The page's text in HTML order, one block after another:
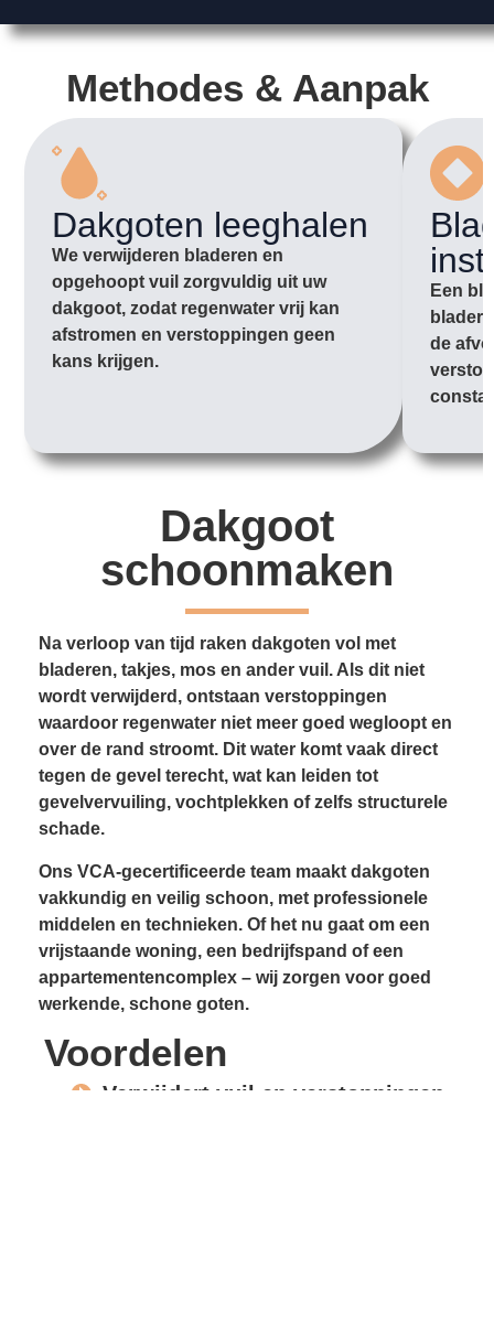
Methodes & Aanpak
Dakgoten leeghalen
We verwijderen bladeren en
opgehoopt vuil zorgvuldig uit uw
dakgoot, zodat regenwater vrij kan
afstromen en verstoppingen geen
kans krijgen.
Een
de
Dakgoot
schoonmaken
Na verloop van tijd raken dakgoten vol met
bladeren, takjes, mos en ander vuil. Als dit niet
wordt verwijderd, ontstaan verstoppingen
waardoor regenwater niet meer goed wegloopt en
over de rand stroomt. Dit water komt vaak direct
tegen de gevel terecht, wat kan leiden tot
gevelvervuiling, vochtplekken of zelfs structurele
schade.
Ons VCA-gecertificeerde team maakt dakgoten
vakkundig en veilig schoon, met professionele
middelen en technieken. Of het nu gaat om een
vrijstaande woning, een bedrijfspand of een
appartementencomplex – wij zorgen voor goed
werkende, schone goten.
Voordelen
Verwijdert vuil en verstoppingen